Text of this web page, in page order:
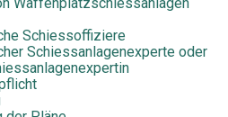
Schiessoffiziere
Schiessanlagenexperte oder